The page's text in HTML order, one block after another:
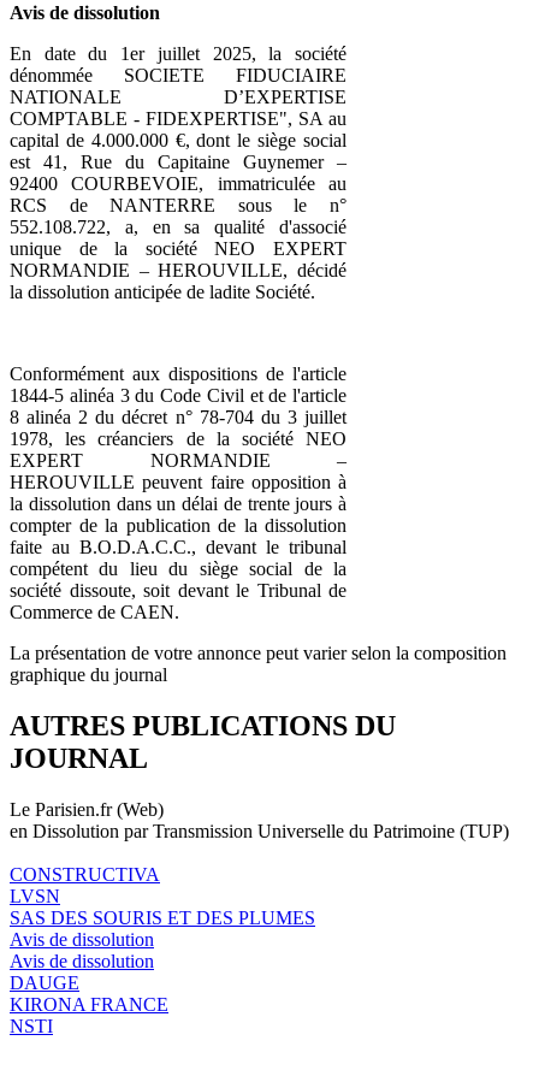
Avis de dissolution
En date du 1er juillet 2025, la société
dénommée SOCIETE FIDUCIAIRE
NATIONALE D’EXPERTISE
COMPTABLE - FIDEXPERTISE", SA au
capital de 4.000.000 €, dont le siège social
est 41, Rue du Capitaine Guynemer –
92400 COURBEVOIE, immatriculée au
RCS de NANTERRE sous le n°
552.108.722, a, en sa qualité d'associé
unique de la société NEO EXPERT
NORMANDIE – HEROUVILLE, décidé
la dissolution anticipée de ladite Société.
Conformément aux dispositions de l'article
1844-5 alinéa 3 du Code Civil et de l'article
8 alinéa 2 du décret n° 78-704 du 3 juillet
1978, les créanciers de la société NEO
EXPERT NORMANDIE –
HEROUVILLE peuvent faire opposition à
la dissolution dans un délai de trente jours à
compter de la publication de la dissolution
faite au B.O.D.A.C.C., devant le tribunal
compétent du lieu du siège social de la
société dissoute, soit devant le Tribunal de
Commerce de CAEN.
La présentation de votre annonce peut varier selon la composition
graphique du journal
AUTRES PUBLICATIONS DU
JOURNAL
Le Parisien.fr (Web)
en Dissolution par Transmission Universelle du Patrimoine (TUP)
CONSTRUCTIVA
LVSN
SAS DES SOURIS ET DES PLUMES
Avis de dissolution
Avis de dissolution
DAUGE
KIRONA FRANCE
NSTI